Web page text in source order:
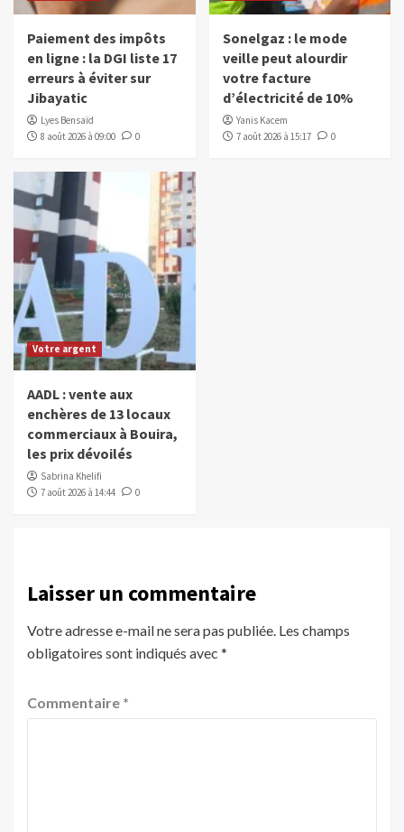
Paiement des impôts
en ligne : la DGI liste 17
erreurs à éviter sur
Jibayatic
Lyes Bensaïd
8 août 2026 à 09:00
0
Sonelgaz : le mode
veille peut alourdir
votre facture
d’électricité de 10%
Yanis Kacem
7 août 2026 à 15:17
0
Votre argent
AADL : vente aux
enchères de 13 locaux
commerciaux à Bouira,
les prix dévoilés
Sabrina Khelifi
7 août 2026 à 14:44
0
Laisser un commentaire
Votre adresse e-mail ne sera pas publiée. Les champs
obligatoires sont indiqués avec *
Commentaire *